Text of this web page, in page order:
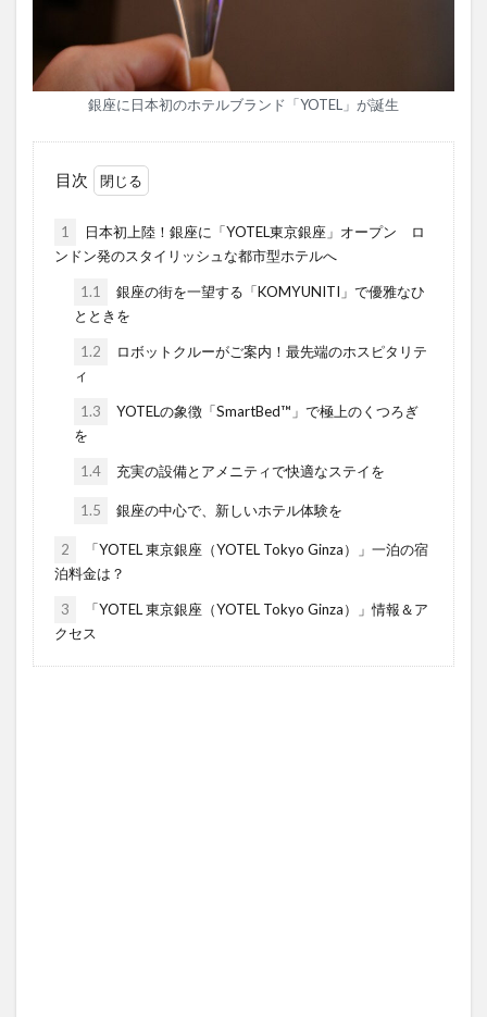
銀座に日本初のホテルブランド「YOTEL」が誕生
目次
1
日本初上陸！銀座に「YOTEL東京銀座」オープン ロ
ンドン発のスタイリッシュな都市型ホテルへ
1.1
銀座の街を一望する「KOMYUNITI」で優雅なひ
とときを
1.2
ロボットクルーがご案内！最先端のホスピタリテ
ィ
1.3
YOTELの象徴「SmartBed™」で極上のくつろぎ
を
1.4 充実の設備とアメニティで快適なステイを
1.5 銀座の中心で、新しいホテル体験を
2
「YOTEL 東京銀座（YOTEL Tokyo Ginza）」一泊の宿
泊料金は？
3
「YOTEL 東京銀座（YOTEL Tokyo Ginza）」情報＆ア
クセス